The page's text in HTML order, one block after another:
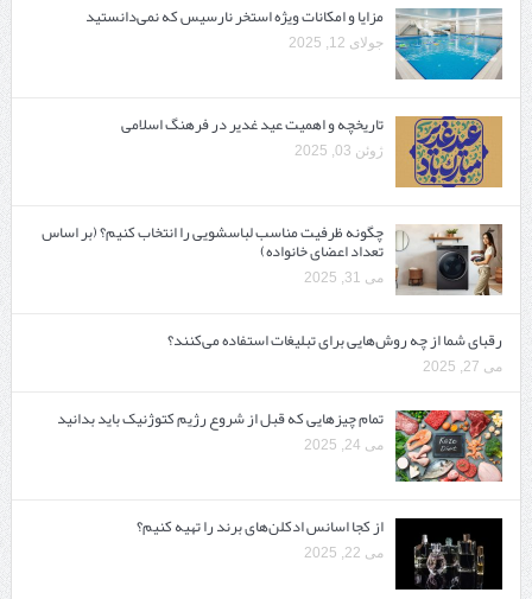
مزایا و امکانات ویژه استخر نارسیس که نمی‌دانستید
جولای 12, 2025
تاریخچه و اهمیت عید غدیر در فرهنگ اسلامی
ژوئن 03, 2025
چگونه ظرفیت مناسب لباسشویی را انتخاب کنیم؟ (بر اساس
تعداد اعضای خانواده)
می 31, 2025
رقبای شما از چه روش‌هایی برای تبلیغات استفاده می‌کنند؟
می 27, 2025
تمام چیزهایی که قبل از شروع رژیم کتوژنیک باید بدانید‎
می 24, 2025
از کجا اسانس ادکلن‌های برند را تهیه کنیم؟
می 22, 2025